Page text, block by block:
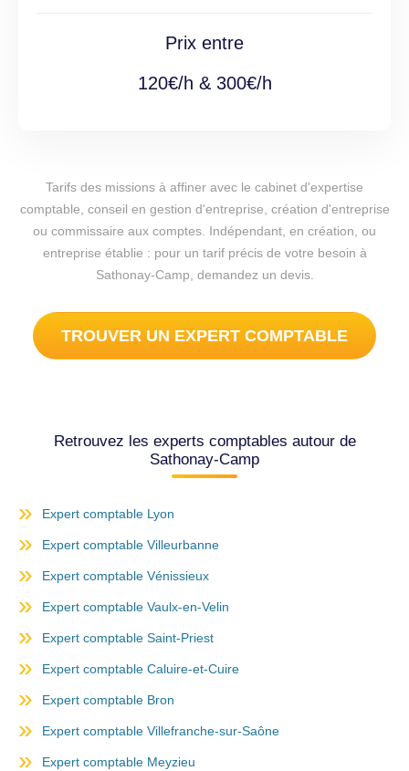
Prix entre
120€/h & 300€/h
Tarifs des missions à affiner avec le cabinet d'expertise
comptable, conseil en gestion d'entreprise, création d'entreprise
ou commissaire aux comptes. Indépendant, en création, ou
entreprise établie : pour un tarif précis de votre besoin à
Sathonay-Camp, demandez un devis.
TROUVER UN EXPERT COMPTABLE
Retrouvez les experts comptables autour de
Sathonay-Camp
Expert comptable Lyon
Expert comptable Villeurbanne
Expert comptable Vénissieux
Expert comptable Vaulx-en-Velin
Expert comptable Saint-Priest
Expert comptable Caluire-et-Cuire
Expert comptable Bron
Expert comptable Villefranche-sur-Saône
Expert comptable Meyzieu